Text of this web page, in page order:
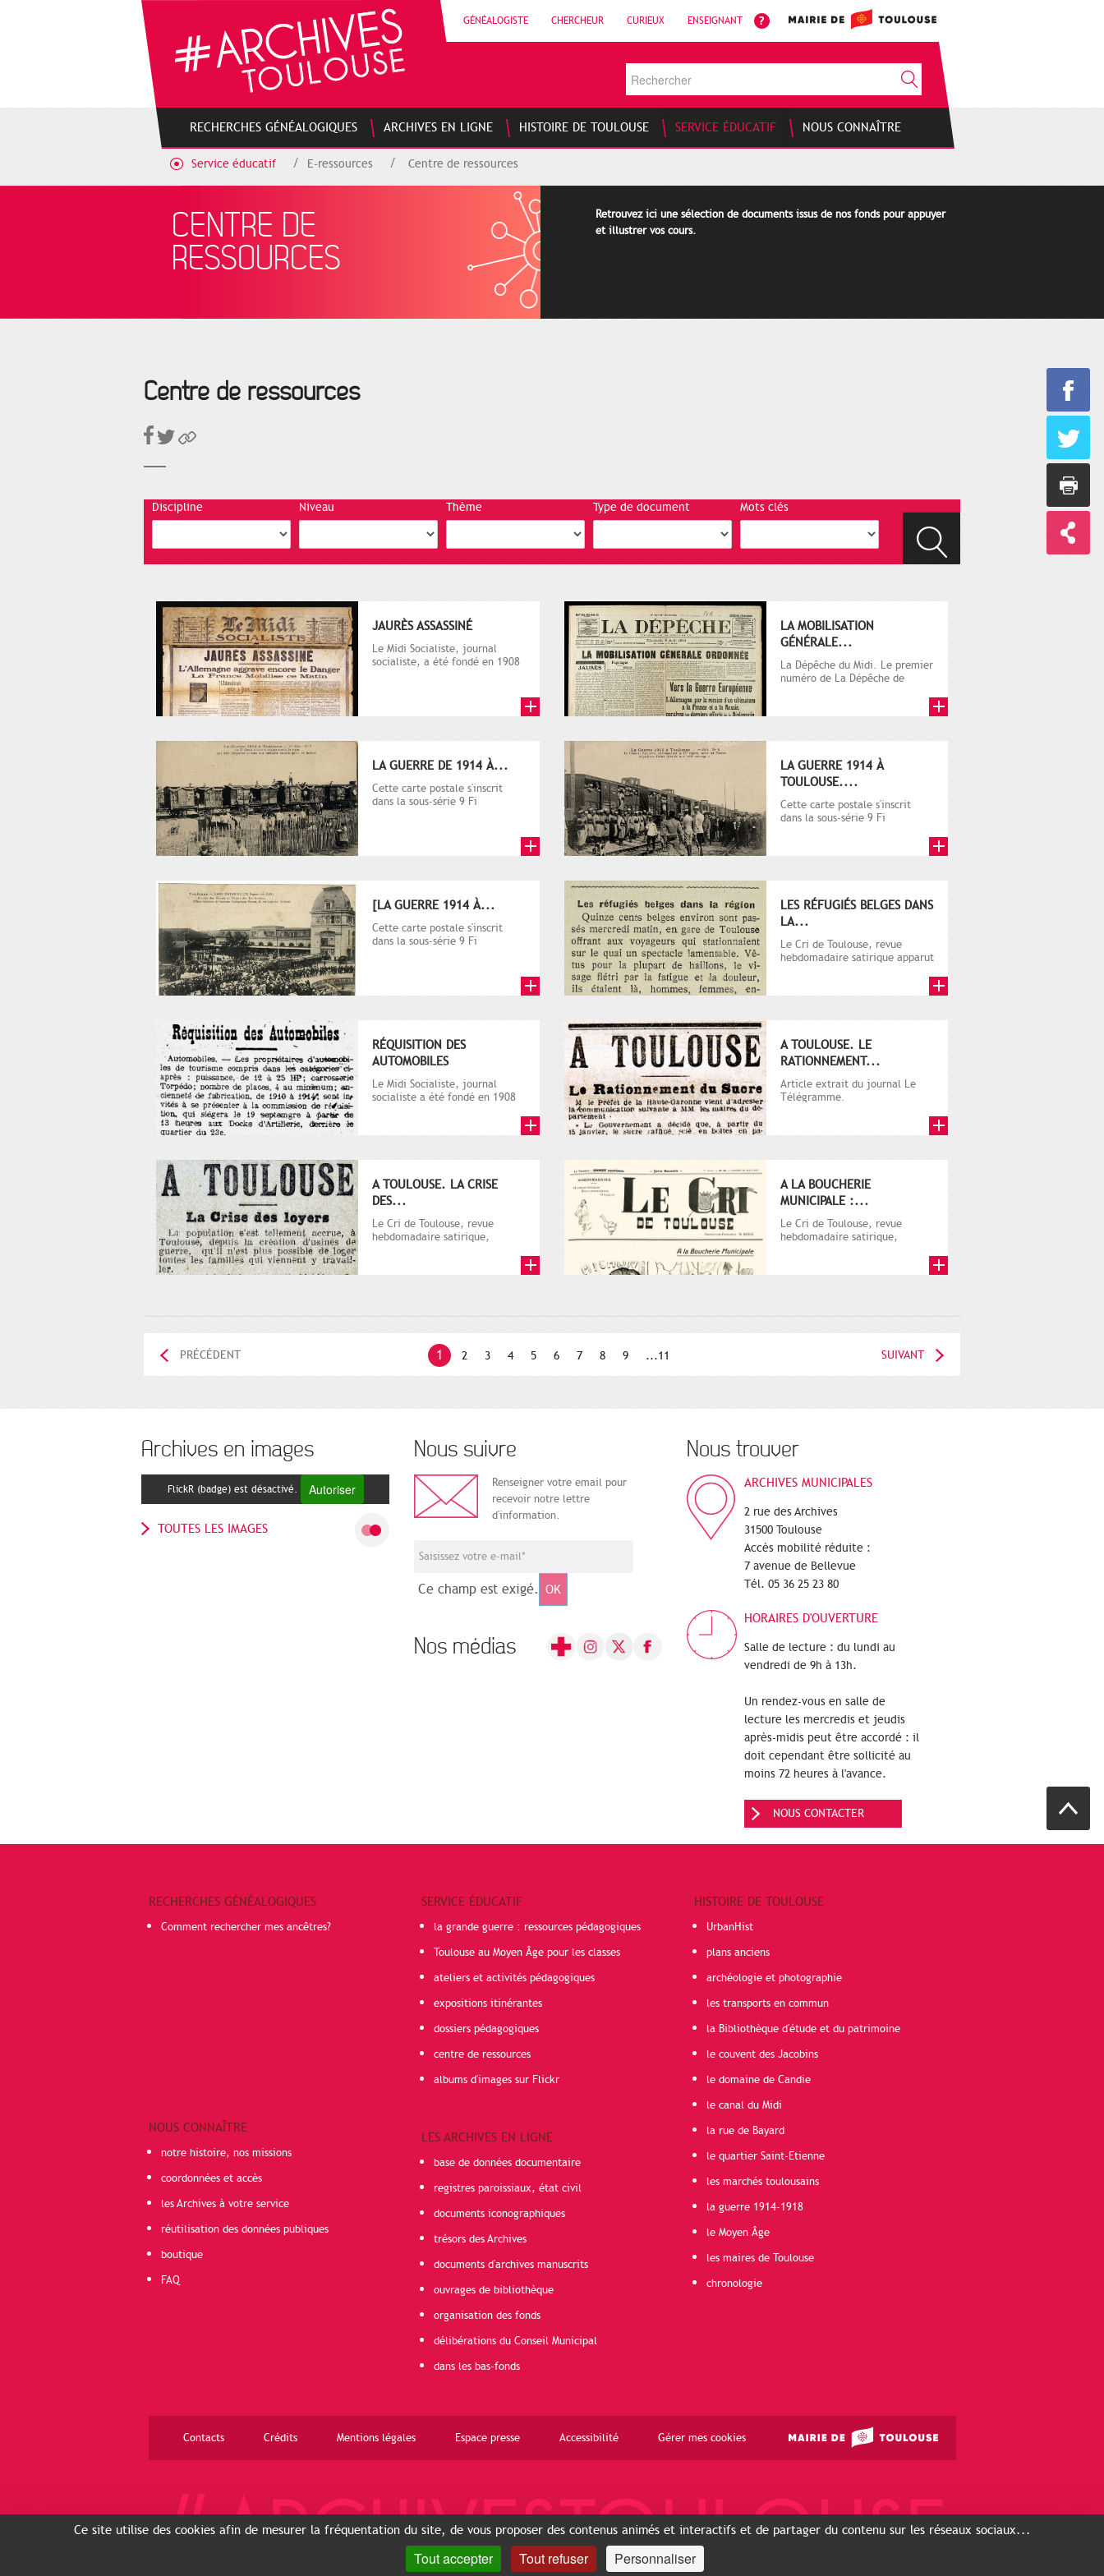
GÉNÉALOGISTE CHERCHEUR CURIEUX ENSEIGNANT
RECHERCHES GÉNÉALOGIQUES ARCHIVES EN LIGNE HISTOIRE DE TOULOUSE SERVICE ÉDUCATIF NOUS CONNAÎTRE
Service éducatif E-ressources Centre de ressources
CENTRE DE
RESSOURCES
Retrouvez ici une sélection de documents issus de nos fonds pour appuyer
et illustrer vos cours.
Centre de ressources
Discipline Niveau Thème Type de document Mots clés
JAURÈS ASSASSINÉ
Le Midi Socialiste, journal
socialiste, a été fondé en 1908
LA MOBILISATION
GÉNÉRALE...
La Dépêche du Midi. Le premier
numéro de La Dépêche de
LA GUERRE DE 1914 À...
Cette carte postale s'inscrit
dans la sous-série 9 Fi
LA GUERRE 1914 À
TOULOUSE....
Cette carte postale s'inscrit
dans la sous-série 9 Fi
[LA GUERRE 1914 À...
Cette carte postale s'inscrit
dans la sous-série 9 Fi
LES RÉFUGIÉS BELGES DANS
LA...
Le Cri de Toulouse, revue
hebdomadaire satirique apparut
RÉQUISITION DES
AUTOMOBILES
Le Midi Socialiste, journal
socialiste a été fondé en 1908
A TOULOUSE. LE
RATIONNEMENT...
Article extrait du journal Le
Télégramme.
A TOULOUSE. LA CRISE
DES...
Le Cri de Toulouse, revue
hebdomadaire satirique,
A LA BOUCHERIE
MUNICIPALE :...
Le Cri de Toulouse, revue
hebdomadaire satirique,
1 2 3 4 5 6 7 8 9 ...11
PRÉCÉDENT SUIVANT
Archives en images
FlickR (badge) est désactivé. Autoriser
TOUTES LES IMAGES
Nous suivre
Renseigner votre email pour
recevoir notre lettre
d'information.
Ce champ est exigé. OK
Nos médias
Nous trouver
ARCHIVES MUNICIPALES
2 rue des Archives
31500 Toulouse
Accès mobilité réduite :
7 avenue de Bellevue
Tél. 05 36 25 23 80
HORAIRES D'OUVERTURE
Salle de lecture : du lundi au
vendredi de 9h à 13h.
Un rendez-vous en salle de
lecture les mercredis et jeudis
après-midis peut être accordé : il
doit cependant être sollicité au
moins 72 heures à l'avance.
NOUS CONTACTER
RECHERCHES GÉNÉALOGIQUES
Comment rechercher mes ancêtres?
NOUS CONNAÎTRE
notre histoire, nos missions
coordonnées et accès
les Archives à votre service
réutilisation des données publiques
boutique
FAQ
SERVICE ÉDUCATIF
la grande guerre : ressources pédagogiques
Toulouse au Moyen Âge pour les classes
ateliers et activités pédagogiques
expositions itinérantes
dossiers pédagogiques
centre de ressources
albums d'images sur Flickr
LES ARCHIVES EN LIGNE
base de données documentaire
registres paroissiaux, état civil
documents iconographiques
trésors des Archives
documents d'archives manuscrits
ouvrages de bibliothèque
organisation des fonds
délibérations du Conseil Municipal
dans les bas-fonds
HISTOIRE DE TOULOUSE
UrbanHist
plans anciens
archéologie et photographie
les transports en commun
la Bibliothèque d'étude et du patrimoine
le couvent des Jacobins
le domaine de Candie
le canal du Midi
la rue de Bayard
le quartier Saint-Etienne
les marchés toulousains
la guerre 1914-1918
le Moyen Âge
les maires de Toulouse
chronologie
Contacts Crédits Mentions légales Espace presse Accessibilité Gérer mes cookies
Gestion de vos préférences sur les cookies
Ce site utilise des cookies afin de mesurer la fréquentation du site, de vous proposer des contenus animés et interactifs et de partager du contenu sur les réseaux sociaux...
Tout accepter Tout refuser Personnaliser